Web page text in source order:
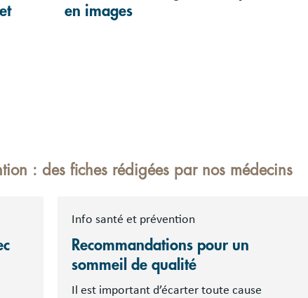
en images
: des fiches rédigées par nos médecins
Info santé et prévention
Recommandations pour un
sommeil de qualité
Il est important d’écarter toute cause